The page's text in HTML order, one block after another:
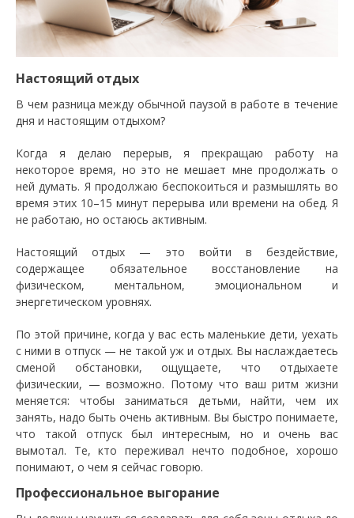
Настоящий отдых
В чем разница между обычной паузой в работе в течение
дня и настоящим отдыхом?
Когда я делаю перерыв, я прекращаю работу на
некоторое время, но это не мешает мне продолжать о
ней думать. Я продолжаю беспокоиться и размышлять во
время этих 10–15 минут перерыва или времени на обед. Я
не работаю, но остаюсь активным.
Настоящий отдых — это войти в бездействие,
содержащее обязательное восстановление на
физическом, ментальном, эмоциональном и
энергетическом уровнях.
По этой причине, когда у вас есть маленькие дети, уехать
с ними в отпуск — не такой уж и отдых. Вы наслаждаетесь
сменой обстановки, ощущаете, что отдыхаете
физическии, — возможно. Потому что ваш ритм жизни
меняется: чтобы заниматься детьми, найти, чем их
занять, надо быть очень активным. Вы быстро понимаете,
что такой отпуск был интересным, но и очень вас
вымотал. Те, кто переживал нечто подобное, хорошо
понимают, о чем я сейчас говорю.
Профессиональное выгорание